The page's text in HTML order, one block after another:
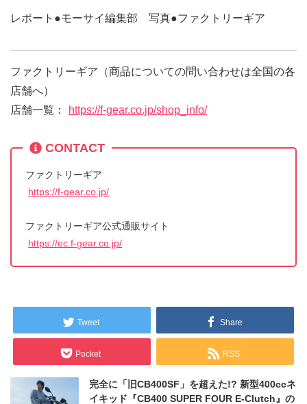
レポート●モーサイ編集部 写真●ファクトリーギア
ファクトリーギア（商品についての問い合わせは全国の各
店舗へ）
店舗一覧：
https://f-gear.co.jp/shop_info/
CONTACT
ファクトリーギア
https://f-gear.co.jp/
ファクトリーギア公式通販サイト
https://ec.f-gear.co.jp/
Tweet Share
Pocket RSS
完全に「旧CB400SF」を超えた!? 新型400ccネ
イキッド『CB400 SUPER FOUR E-Clutch』の